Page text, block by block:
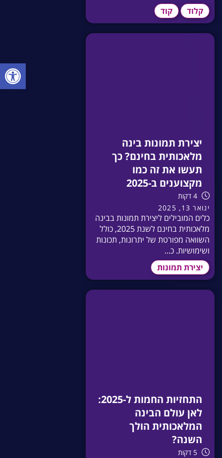
קלוד
קוד
יצירת תמונות בינה
מלאכותית בחינם? כך
תעשו את זה כמו
מקצוענים ב-2025
4 דקות
ינואר 13, 2025
כלים המובילים ליצירת תמונות בבינה
מלאכותית בחינם לשנת 2025, כולל
השוואה מפורטת של יתרונות, תכונות
ושימושיות. כ...
יצירת תמונות
התחזיות החמות ל-2025:
לאן עולם הבינה
המלאכותית הולך
השנה?
5 דקות
פתח